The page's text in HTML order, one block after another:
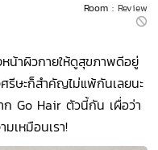
Room : Review
น้าผิวกายให้ดูสุขภาพดีอยู่
รีษะก็สำคัญไม่แพ้กันเลยนะ
ก Go Hair ตัวนี้กัน เผื่อว่า
มเหมือนเรา!